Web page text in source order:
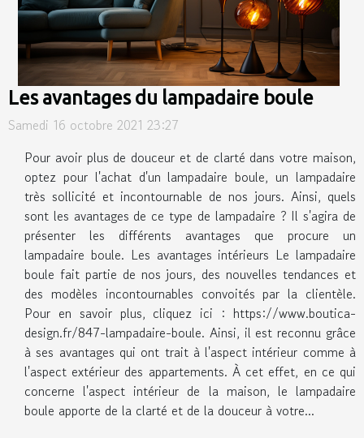
Les avantages du lampadaire boule
Samedi 16 octobre 2021 23:27
Pour avoir plus de douceur et de clarté dans votre maison,
optez pour l'achat d'un lampadaire boule, un lampadaire
très sollicité et incontournable de nos jours. Ainsi, quels
sont les avantages de ce type de lampadaire ? Il s'agira de
présenter les différents avantages que procure un
lampadaire boule. Les avantages intérieurs Le lampadaire
boule fait partie de nos jours, des nouvelles tendances et
des modèles incontournables convoités par la clientèle.
Pour en savoir plus, cliquez ici : https://www.boutica-
design.fr/847-lampadaire-boule. Ainsi, il est reconnu grâce
à ses avantages qui ont trait à l'aspect intérieur comme à
l'aspect extérieur des appartements. À cet effet, en ce qui
concerne l'aspect intérieur de la maison, le lampadaire
boule apporte de la clarté et de la douceur à votre...